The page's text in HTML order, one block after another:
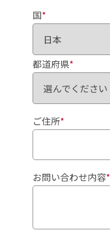
国*
都道府県*
ご住所*
お問い合わせ内容*